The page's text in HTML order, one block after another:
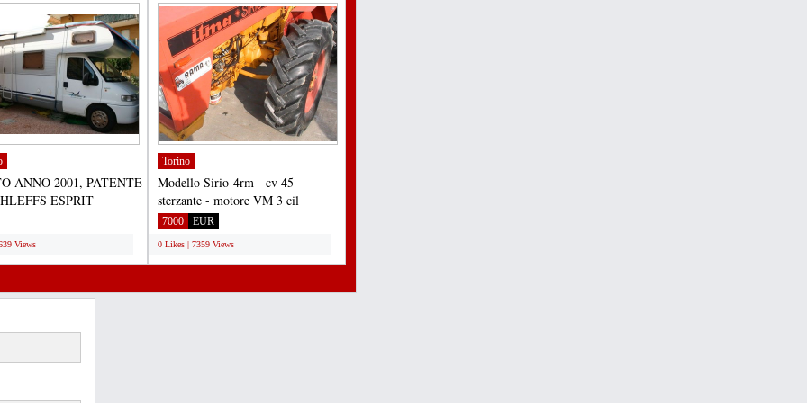
ANNO 2001, PATENTE
ESPRIT
Views
Torino
Modello Sirio-4rm - cv 45 -
sterzante - motore VM 3 cil
raffredd aria - ore1500 -...
7000 EUR
0 Likes | 7359 Views